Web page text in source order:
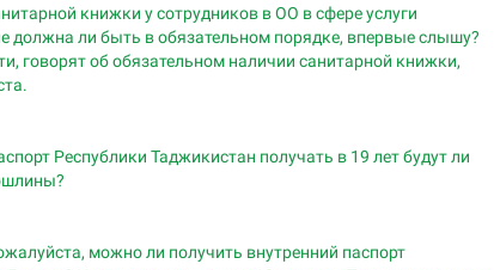
книжки у сотрудников в ОО в сфере услуги
должна ли быть в обязательном порядке, впервые слышу?
говорят об обязательном наличии санитарной книжки,
Республики Таджикистан получать в 19 лет будут ли
можно ли получить внутренний паспорт